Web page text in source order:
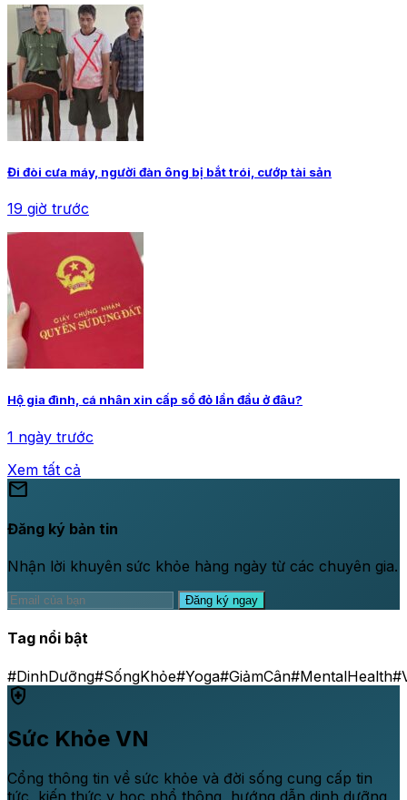
Đi đòi cưa máy, người đàn ông bị bắt trói, cướp tài sản
19 giờ trước
Hộ gia đình, cá nhân xin cấp sổ đỏ lần đầu ở đâu?
1 ngày trước
Xem tất cả
mail
Đăng ký bản tin
Nhận lời khuyên sức khỏe hàng ngày từ các chuyên gia.
Đăng ký ngay
Tag nổi bật
#DinhDưỡng#SốngKhỏe#Yoga#GiảmCân#MentalHealth
health_and_safety
Sức Khỏe VN
Cổng thông tin về sức khỏe và đời sống cung cấp tin